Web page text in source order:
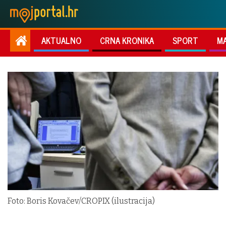
AKTUALNO CRNA KRONIKA SPORT
Foto: Boris Kovačev/CROPIX (ilustracija)